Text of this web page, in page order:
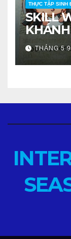
THỰC TẬP SINH
SKILL
THÁNG 5